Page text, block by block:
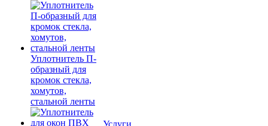
Уплотнитель П-
образный для
кромок стекла,
хомутов,
стальной ленты
Услуги